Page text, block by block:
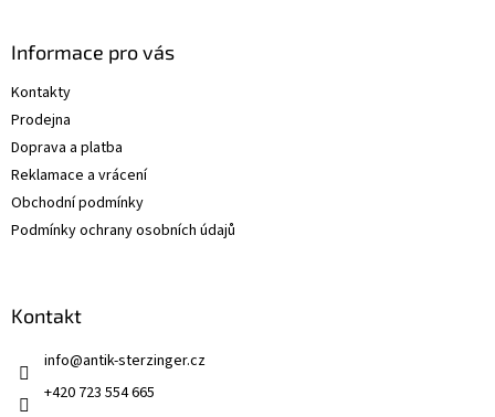
Informace pro vás
Kontakty
Prodejna
Doprava a platba
Reklamace a vrácení
Obchodní podmínky
Podmínky ochrany osobních údajů
Kontakt
info@antik-sterzinger.cz
+420 723 554 665